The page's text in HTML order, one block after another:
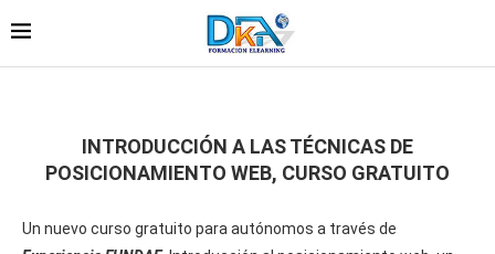
INTRODUCCIÓN A LAS TÉCNICAS DE
POSICIONAMIENTO WEB, CURSO GRATUITO
Un nuevo curso gratuito para autónomos a través de